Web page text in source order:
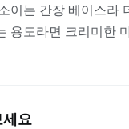
이는 간장 베이스라
용도라면 크리미한
요